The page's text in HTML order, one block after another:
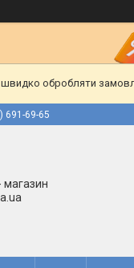
обробляти
691-69-65
магазин